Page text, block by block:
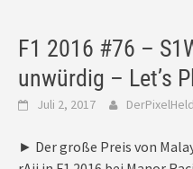
F1 2016 #76 –
unwürdig – Let’s
Juli 2, 2017 DerPixelHeld
► Der große Preis von